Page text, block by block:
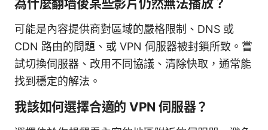
為什麼翻墙後某些影片仍然無法播放？
可能是內容提供商對區域的嚴格限制、DNS 或
CDN 路由的問題、或 VPN 伺服器被封鎖所致。嘗
試切換伺服器、改用不同協議、清除快取，通常能
找到穩定的解法。
我該如何選擇合適的 VPN 伺服器？